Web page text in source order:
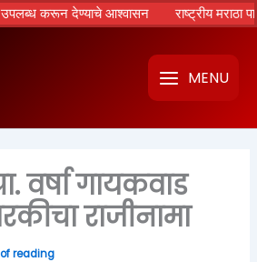
देण्याचे आश्वासन राष्ट्रीय मराठा
MENU
वर्षा गायकवाड
राजीनामा
reading